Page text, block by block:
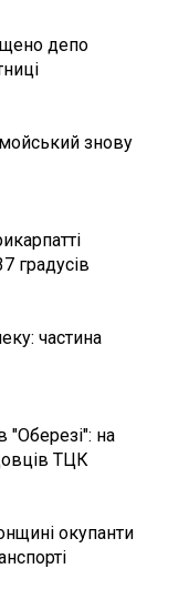
депо
знову
градусів
частина
"Оберезі": на
ТЦК
окупанти